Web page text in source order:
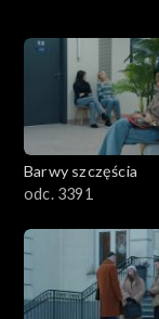
3201-3300
3101-3200
3001-3100
2901-3000
2801–2900
Barwy szczęścia
odc. 3391